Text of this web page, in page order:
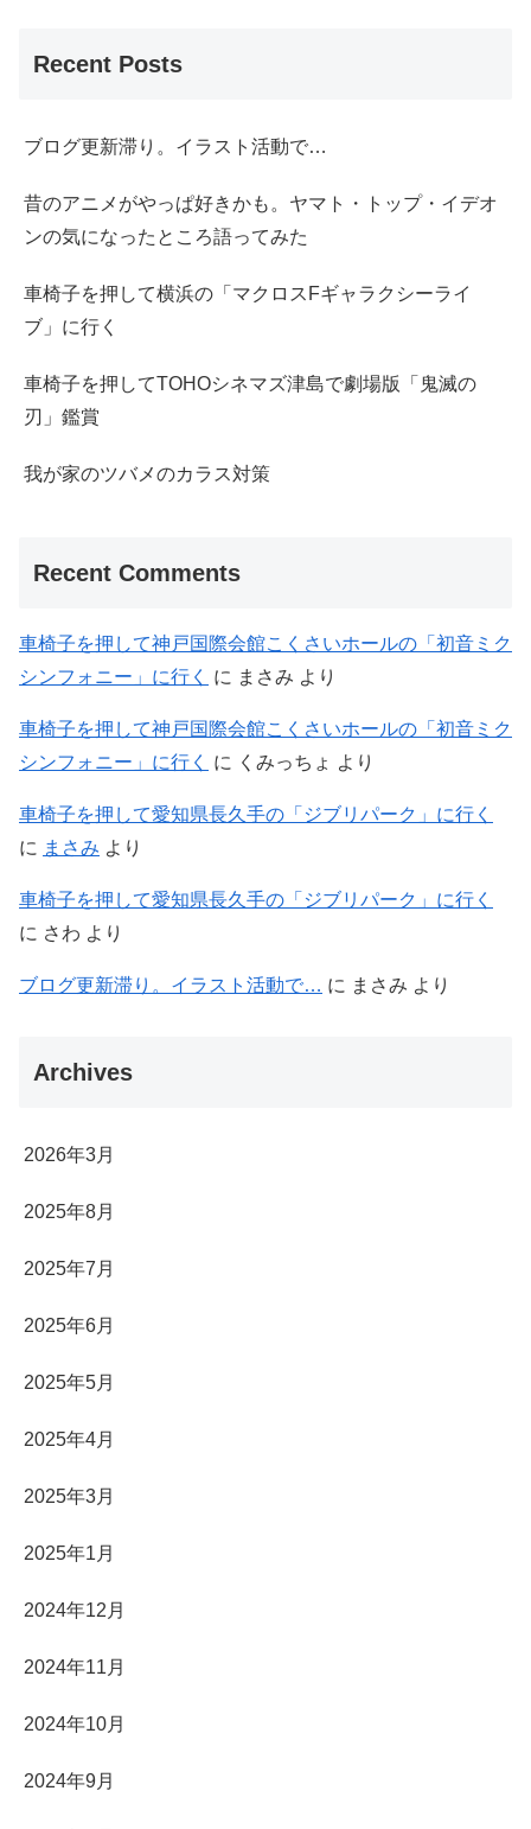
Recent Posts
ブログ更新滞り。イラスト活動で…
昔のアニメがやっぱ好きかも。ヤマト・トップ・イデオ
ンの気になったところ語ってみた
車椅子を押して横浜の「マクロスFギャラクシーライ
ブ」に行く
車椅子を押してTOHOシネマズ津島で劇場版「鬼滅の
刃」鑑賞
我が家のツバメのカラス対策
Recent Comments
車椅子を押して神戸国際会館こくさいホールの「初音ミク
シンフォニー」に行く
に まさみ より
車椅子を押して神戸国際会館こくさいホールの「初音ミク
シンフォニー」に行く
に くみっちょ より
車椅子を押して愛知県長久手の「ジブリパーク」に行く
に まさみ より
車椅子を押して愛知県長久手の「ジブリパーク」に行く
に さわ より
ブログ更新滞り。イラスト活動で… に まさみ より
Archives
2026年3月
2025年8月
2025年7月
2025年6月
2025年5月
2025年4月
2025年3月
2025年1月
2024年12月
2024年11月
2024年10月
2024年9月